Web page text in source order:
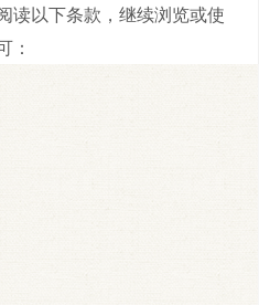
读以下条款，继续浏览或使
：